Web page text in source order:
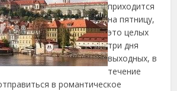
приходится
на пятницу,
это целых
три дня
выходных, в
течение
в романтическое